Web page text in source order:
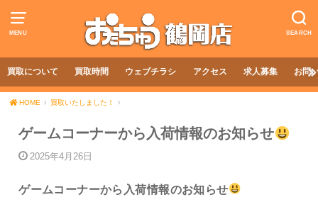
MENU SEARCH
買取について 買取時間 ウェブチラシ アクセス 求人募集 お問
HOME 買取いたしました！
ゲームコーナーから入荷情報のお知らせ
2025年4月26日
ゲームコーナーから入荷情報のお知らせ